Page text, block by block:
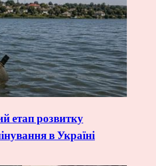
розвитку
в Україні